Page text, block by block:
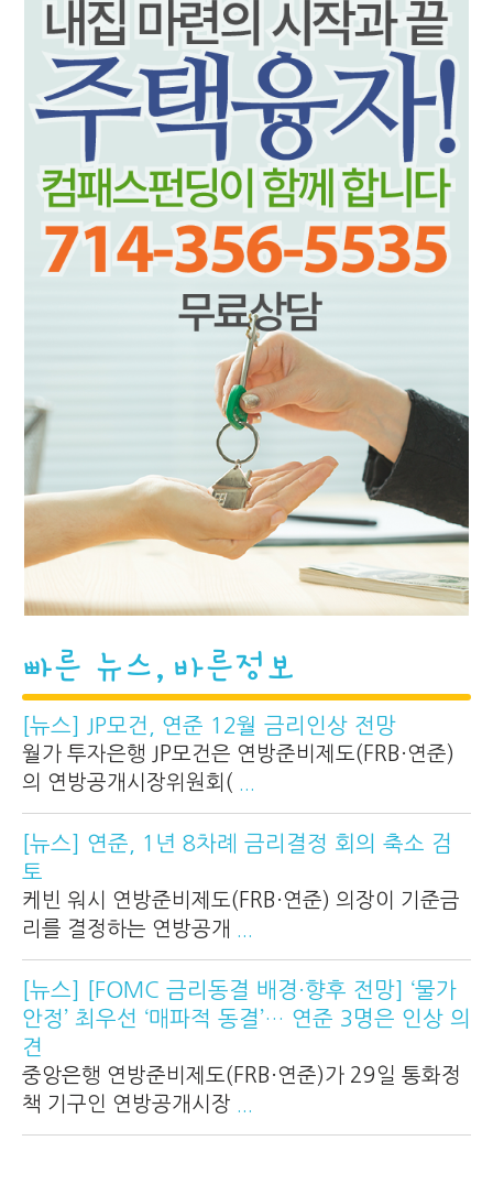
빠른 뉴스, 바른정보
[뉴스] JP모건, 연준 12월 금리인상 전망
월가 투자은행 JP모건은 연방준비제도(FRB·연준)
의 연방공개시장위원회(
[뉴스] 연준, 1년 8차례 금리결정 회의 축소 검
토
케빈 워시 연방준비제도(FRB·연준) 의장이 기준금
리를 결정하는 연방공개
[뉴스] [FOMC 금리동결 배경·향후 전망] ‘물가
안정’ 최우선 ‘매파적 동결’… 연준 3명은 인상 의
견
중앙은행 연방준비제도(FRB·연준)가 29일 통화정
책 기구인 연방공개시장